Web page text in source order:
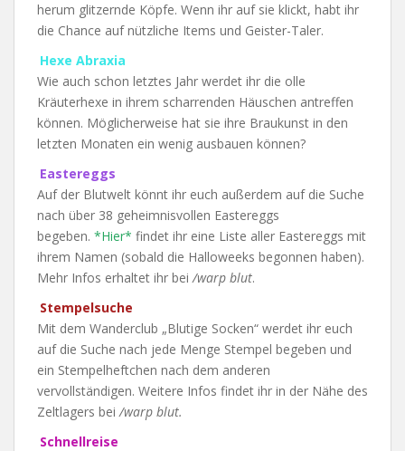
herum glitzernde Köpfe. Wenn ihr auf sie klickt, habt ihr
die Chance auf nützliche Items und Geister-Taler.
Hexe Abraxia
Wie auch schon letztes Jahr werdet ihr die olle
Kräuterhexe in ihrem scharrenden Häuschen antreffen
können. Möglicherweise hat sie ihre Braukunst in den
letzten Monaten ein wenig ausbauen können?
Eastereggs
Auf der Blutwelt könnt ihr euch außerdem auf die Suche
nach über 38 geheimnisvollen Eastereggs
begeben. *Hier* findet ihr eine Liste aller Eastereggs mit
ihrem Namen (sobald die Halloweeks begonnen haben).
Mehr Infos erhaltet ihr bei/warp blut.
Stempelsuche
Mit dem Wanderclub „Blutige Socken“ werdet ihr euch
auf die Suche nach jede Menge Stempel begeben und
ein Stempelheftchen nach dem anderen
vervollständigen. Weitere Infos findet ihr in der Nähe des
Zeltlagers bei/warp blut.
Schnellreise